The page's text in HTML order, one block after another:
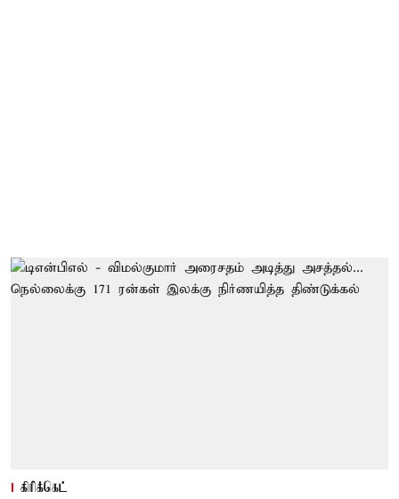
கிரிக்கெட்